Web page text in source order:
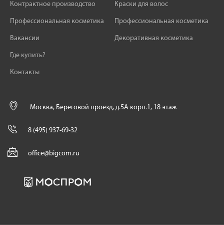
Контрактное производство
Профессиональная косметика
Вакансии
Где купить?
Контакты
Краски для волос
Профессиональная косметика
Декоративная косметика
Москва, Береговой проезд, д.5А корп.1, 18 этаж
8 (495) 937-69-32
office@bigcom.ru